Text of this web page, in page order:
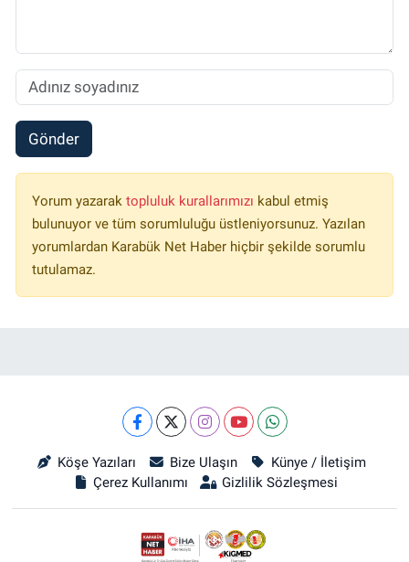
Gönder
Yorum yazarak topluluk kurallarımızı kabul etmiş
bulunuyor ve tüm sorumluluğu üstleniyorsunuz. Yazılan
yorumlardan Karabük Net Haber hiçbir şekilde sorumlu
tutulamaz.
Köşe Yazıları Bize Ulaşın
Künye / İletişim
Çerez Kullanımı
Gizlilik Sözleşmesi